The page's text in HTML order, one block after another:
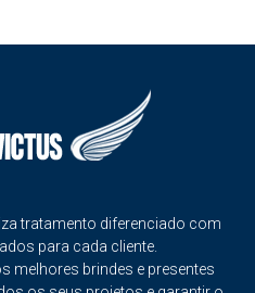
tratamento diferenciado com
para cada cliente.
melhores brindes e presentes